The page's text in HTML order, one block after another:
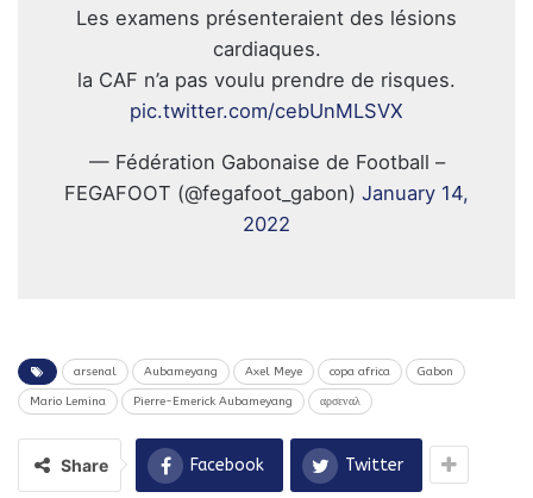
Les examens présenteraient des lésions
cardiaques.
la CAF n’a pas voulu prendre de risques.
pic.twitter.com/cebUnMLSVX
— Fédération Gabonaise de Football –
FEGAFOOT (@fegafoot_gabon) January 14,
2022
arsenal Aubameyang Axel Meye copa africa Gabon
Mario Lemina Pierre-Emerick Aubameyang αρσεναλ
Share Facebook Twitter